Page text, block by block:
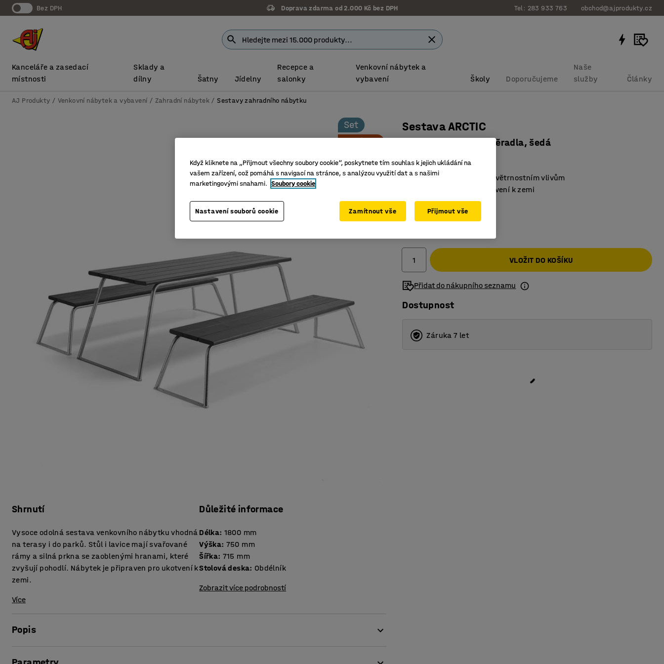
bez DPH Doprava zdarma od 2.000 Kč bez DPH Tel: 283 933 763 obchod@ajprodukty.cz
Kanceláře a zasedací
místnosti
Sklady a
dílny
Šatny Jídelny
Recepce a
salonky
Venkovní nábytek a
vybavení
Školy Doporučujeme
Naše
služby
Články
AJ Produkty Venkovní nábytek a vybavení Zahradní nábytek Sestavy zahradního nábytku
Set
Novinka
Shrnutí
Vysoce odolná sestava venkovního nábytku vhodná
na terasy i do parků. Stůl i lavice mají svařované
rámy a silná prkna se zaoblenými hranami, které
zvyšují pohodlí. Nábytek je připraven pro ukotvení k
zemi.
Více
Důležité informace
Délka: 1800 mm
Výška: 750 mm
Šířka: 715 mm
Stolová deska: Obdélník
Zobrazit více podrobností
Popis
Sestava ARCTIC
Stůl + 2 lavice bez opěradla, šedá
Číslo výrobku :127882
Vysoká odolnost vůči povětrnostním vlivům
Příprava pro pevné ukotvení k zemi
Skandinávský design
20 695 Kč
VLOŽIT DO KOŠÍKU
Přidat do nákupního seznamu
Dostupnost
Záruka 7 let
Když kliknete na „Přijmout všechny soubory cookie“, poskytnete tím souhlas k jejich ukládání na
vašem zařízení, což pomáhá s navigací na stránce, s analýzou využití dat a s našimi
marketingovými snahami. Soubory cookie
Nastavení souborů cookie Zamítnout vše Přijmout vše